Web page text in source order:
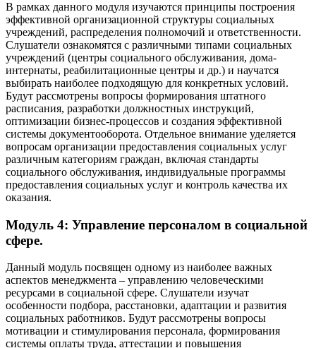
В рамках данного модуля изучаются принципы построения
эффективной организационной структуры социальных
учреждений, распределения полномочий и ответственности.
Слушатели ознакомятся с различными типами социальных
учреждений (центры социального обслуживания, дома-
интернаты, реабилитационные центры и др.) и научатся
выбирать наиболее подходящую для конкретных условий.
Будут рассмотрены вопросы формирования штатного
расписания, разработки должностных инструкций,
оптимизации бизнес-процессов и создания эффективной
системы документооборота. Отдельное внимание уделяется
вопросам организации предоставления социальных услуг
различным категориям граждан, включая стандарты
социального обслуживания, индивидуальные программы
предоставления социальных услуг и контроль качества их
оказания.
Модуль 4: Управление персоналом в социальной
сфере.
Данный модуль посвящен одному из наиболее важных
аспектов менеджмента – управлению человеческими
ресурсами в социальной сфере. Слушатели изучат
особенности подбора, расстановки, адаптации и развития
социальных работников. Будут рассмотрены вопросы
мотивации и стимулирования персонала, формирования
системы оплаты труда, аттестации и повышения